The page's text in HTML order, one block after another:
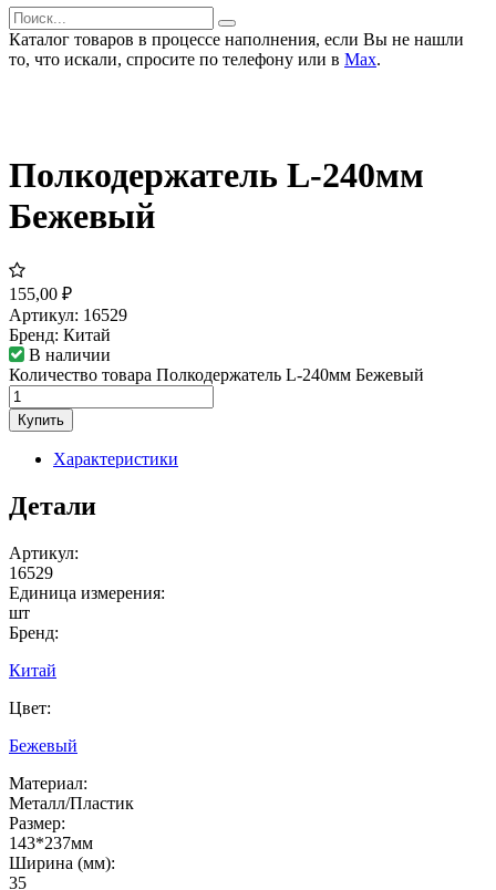
Каталог товаров в процессе наполнения, если Вы не нашли
то, что искали, спросите по телефону или в Мах.
Полкодержатель L-240мм
Бежевый
155,00 ₽
Артикул: 16529
Бренд: Китай
В наличии
Количество товара Полкодержатель L-240мм Бежевый
Купить
Характеристики
Детали
Артикул:
16529
Единица измерения:
шт
Бренд:
Китай
Цвет:
Бежевый
Материал:
Металл/Пластик
Размер:
143*237мм
Ширина (мм):
35